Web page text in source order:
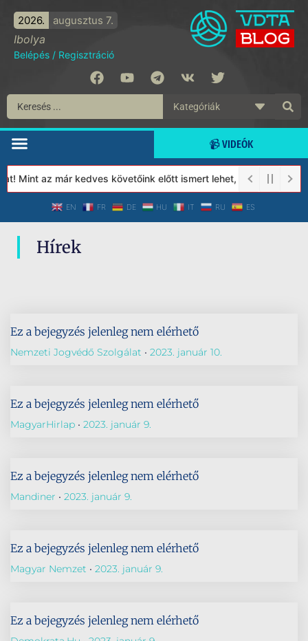
2026. augusztus 7.
Ibolya
Belépés / Regisztráció
📹 VIDEÓK
Mint az már kedves követőink előtt ismert lehet, 2023-tól a
EN FR DE HU IT RU ES
Hírek
Ez a bejegyzés jelenleg nem elérhető
Nemzeti Jogvédő Szolgálat 2023. január 10.
Ez a bejegyzés jelenleg nem elérhető
MagyarHirlap 2023. január 9.
Ez a bejegyzés jelenleg nem elérhető
Mandiner 2023. január 9.
Ez a bejegyzés jelenleg nem elérhető
Magyar Nemzet 2023. január 9.
Ez a bejegyzés jelenleg nem elérhető